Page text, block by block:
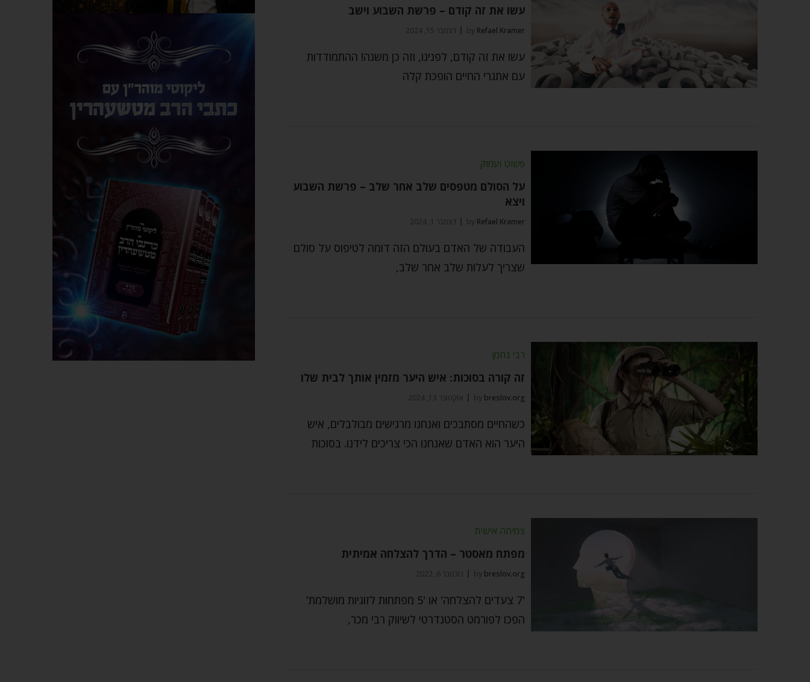
עשו את זה קודם – פרשת השבוע וישב
by Refael Kramer דצמבר 15, 2024
עשו את זה קודם, לפנינו, וזה כן משנה! ההתמודדות
עם אתגרי החיים הופכת קלה
פשוט ועמוק
על הסולם מטפסים שלב אחר שלב – פרשת השבוע
ויצא
by Refael Kramer דצמבר 1, 2024
העבודה של האדם בעולם הזה דומה לטיפוס על סולם
שצריך לעלות שלב אחר שלב,
רבי נחמן
זה קורה בסוכות: איש היער מזמין אותך לבית שלו
by breslov.org אוקטובר 13, 2024
כשהחיים מסתבכים ואנחנו מרגישים מבולבלים, איש
היער הוא האדם שאנחנו הכי צריכים לידנו. בסוכות
צמיחה אישית
מפתח מאסטר – הדרך להצלחה אמיתית
by breslov.org נובמבר 6, 2022
'7 צעדים להצלחה' או '5 מפתחות לזוגיות מושלמת'
הפכו לפורמט הסטנדרטי לשיווק רבי מכר,